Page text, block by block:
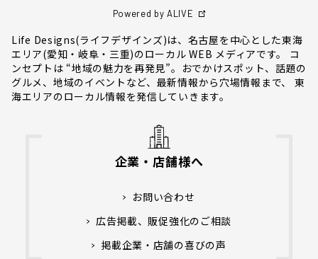
Powered by ALIVE
Life Designs(ライフデザインズ)は、名古屋を中心とした東海
エリア(愛知・岐阜・三重)のローカル WEB メディアです。 コ
ンセプトは “地域の魅力を再発見”。おでかけスポット、話題の
グルメ、地域のイベントなど、最新情報から穴場情報まで、 東
海エリアのローカル情報を発信していきます。
企業・店舗様へ
お問い合わせ
広告掲載、販促強化のご相談
掲載企業・店舗の喜びの声